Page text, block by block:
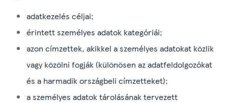
adatkezelés céljai;
érintett személyes adatok kategóriái;
azon címzettek, akikkel a személyes adatokat közlik
vagy közölni fogják (különösen az adatfeldolgozókat
és a harmadik országbeli címzetteket);
a személyes adatok tárolásának tervezett